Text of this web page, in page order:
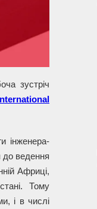
зустріч
інженера-
до ведення
Африці,
Тому
і в числі